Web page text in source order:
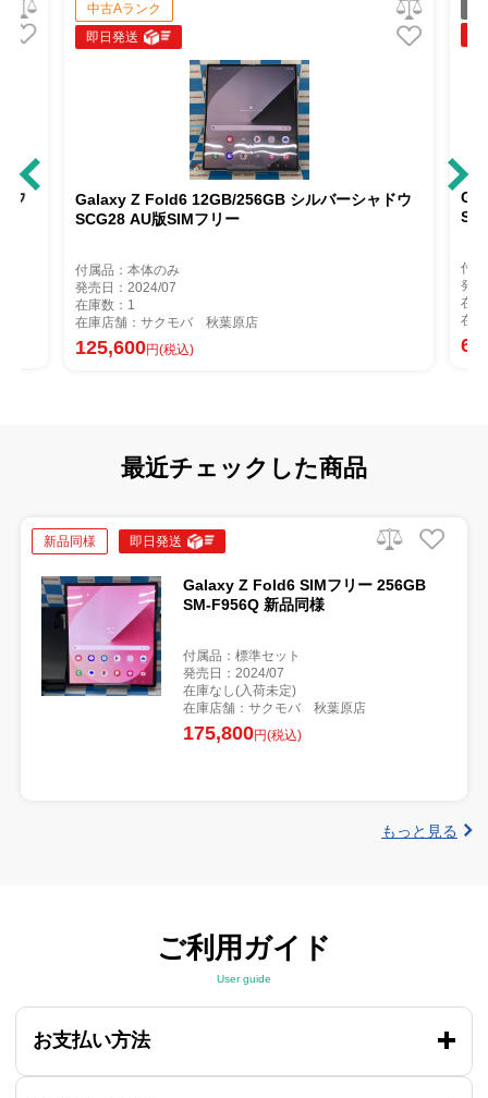
ウ
中古Aランク
即日発送
Galaxy Z Fold6 12GB/256GB シルバーシャドウ
SCG28 AU版SIMフリー
付属品：本体のみ
発売日：2024/07
在庫数：1
在庫店舗：サクモバ 秋葉原店
125,600円(税込)
付
発
在
在
最近チェックした商品
新品同様 即日発送
Galaxy Z Fold6 SIMフリー 256GB
SM-F956Q 新品同様
付属品：標準セット
発売日：2024/07
在庫なし(入荷未定)
在庫店舗：サクモバ 秋葉原店
175,800円(税込)
もっと見る
ご利用ガイド
User guide
お支払い方法